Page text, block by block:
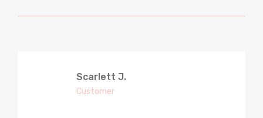
Scarlett J.
Customer